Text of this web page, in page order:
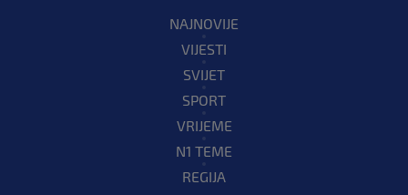
NAJNOVIJE
VIJESTI
SVIJET
SPORT
VRIJEME
N1 TEME
REGIJA